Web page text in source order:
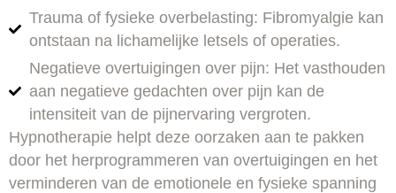
Trauma of fysieke overbelasting: Fibromyalgie kan
ontstaan na lichamelijke letsels of operaties.
Negatieve overtuigingen over pijn: Het vasthouden
aan negatieve gedachten over pijn kan de
intensiteit van de pijnervaring vergroten.
Hypnotherapie helpt deze oorzaken aan te pakken
door het herprogrammeren van overtuigingen en het
verminderen van de emotionele en fysieke spanning